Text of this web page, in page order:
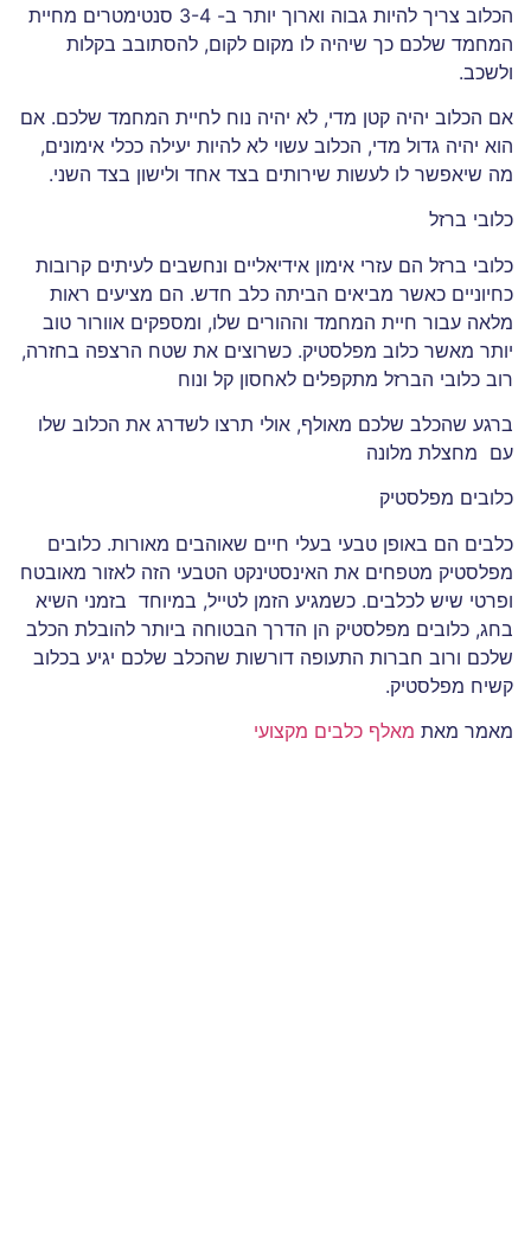
הכלוב צריך להיות גבוה וארוך יותר ב- 3-4 סנטימטרים מחיית
המחמד שלכם כך שיהיה לו מקום לקום, להסתובב בקלות
ולשכב.
אם הכלוב יהיה קטן מדי, לא יהיה נוח לחיית המחמד שלכם. אם
הוא יהיה גדול מדי, הכלוב עשוי לא להיות יעילה ככלי אימונים,
מה שיאפשר לו לעשות שירותים בצד אחד ולישון בצד השני.
כלובי ברזל
כלובי ברזל הם עזרי אימון אידיאליים ונחשבים לעיתים קרובות
כחיוניים כאשר מביאים הביתה כלב חדש. הם מציעים ראות
מלאה עבור חיית המחמד וההורים שלו, ומספקים אוורור טוב
יותר מאשר כלוב מפלסטיק. כשרוצים את שטח הרצפה בחזרה,
רוב כלובי הברזל מתקפלים לאחסון קל ונוח
ברגע שהכלב שלכם מאולף, אולי תרצו לשדרג את הכלוב שלו
עם מחצלת מלונה
כלובים מפלסטיק
כלבים הם באופן טבעי בעלי חיים שאוהבים מאורות. כלובים
מפלסטיק מטפחים את האינסטינקט הטבעי הזה לאזור מאובטח
ופרטי שיש לכלבים. כשמגיע הזמן לטייל, במיוחד בזמני השיא
בחג, כלובים מפלסטיק הן הדרך הבטוחה ביותר להובלת הכלב
שלכם ורוב חברות התעופה דורשות שהכלב שלכם יגיע בכלוב
קשיח מפלסטיק.
מאמר מאת מאלף כלבים מקצועי